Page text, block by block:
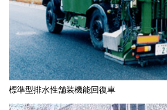
標準型排水性舗装機能回復車